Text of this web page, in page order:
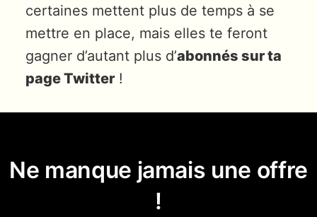
certaines mettent plus de temps à se
mettre en place, mais elles te feront
gagner d’autant plus d’abonnés sur ta
page Twitter !
Ne manque jamais une offre
!